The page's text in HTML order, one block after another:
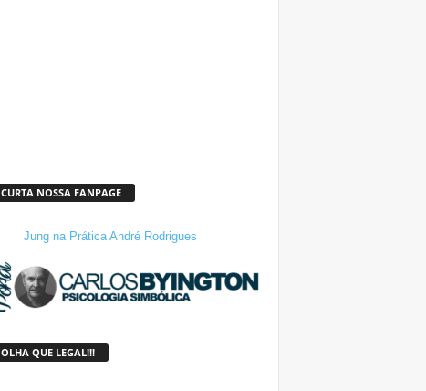
CURTA NOSSA FANPAGE
Jung na Prática André Rodrigues
OLHA QUE LEGAL!!!